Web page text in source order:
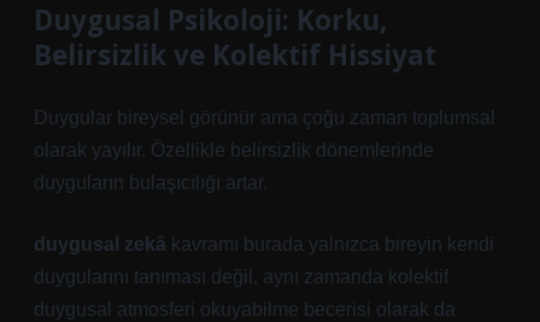
Duygusal Psikoloji: Korku,
Belirsizlik ve Kolektif Hissiyat
Duygular bireysel görünür ama çoğu zaman toplumsal
olarak yayılır. Özellikle belirsizlik dönemlerinde
duyguların bulaşıcılığı artar.
duygusal zekâ kavramı burada yalnızca bireyin kendi
duygularını tanıması değil, aynı zamanda kolektif
duygusal atmosferi okuyabilme becerisi olarak da